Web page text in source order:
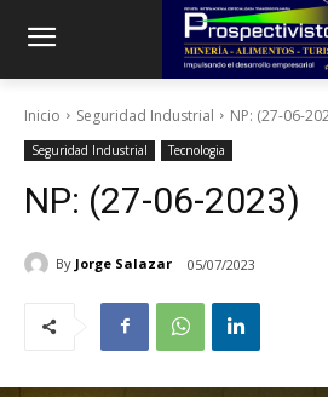
Inicio Seguridad Industrial NP: (27-06-
Seguridad Industrial Tecnologia
NP: (27-06-2023)
By Jorge Salazar 05/07/2023